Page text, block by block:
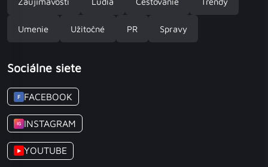
Umenie Užitočné PR Spravy
Sociálne siete
F FACEBOOK
IG INSTAGRAM
▶ YOUTUBE